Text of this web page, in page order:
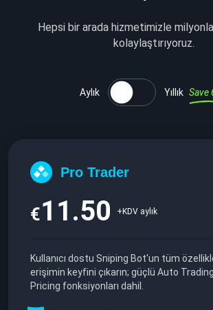
Hepsi bir arada hizmetimizle
kolaylaştırıyoruz.
Aylık Yıllık Save
Pro Trader
€11.50 +KDV aylık
Kullanıcı dostu Sniping Bot'un tüm
erişimin keyfini çıkarın; güçlü Auto
Pricing fonksiyonları dahil.